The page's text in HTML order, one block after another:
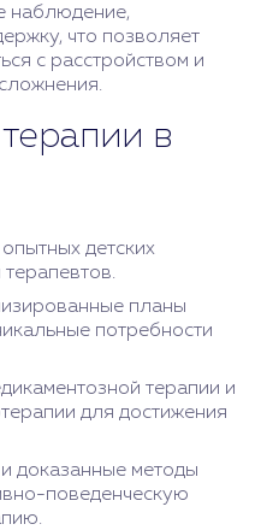
наблюдение,
что позволяет
с расстройством и
в
детских
планы
потребности
терапии и
для достижения
доказанные методы
поведенческую